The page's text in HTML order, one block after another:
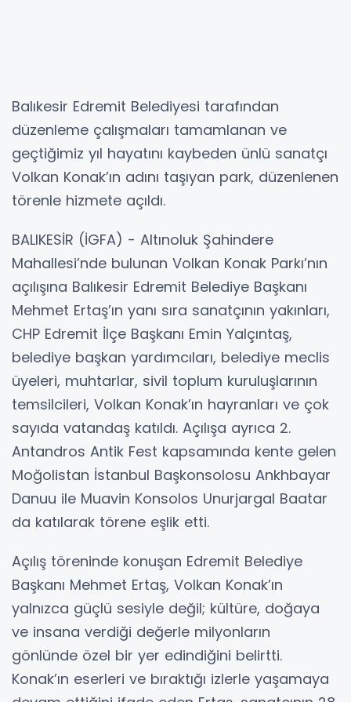
Balıkesir Edremit Belediyesi tarafından
düzenleme çalışmaları tamamlanan ve
geçtiğimiz yıl hayatını kaybeden ünlü sanatçı
Volkan Konak’ın adını taşıyan park, düzenlenen
törenle hizmete açıldı.
BALIKESİR (İGFA) - Altınoluk Şahindere
Mahallesi’nde bulunan Volkan Konak Parkı’nın
açılışına Balıkesir Edremit Belediye Başkanı
Mehmet Ertaş’ın yanı sıra sanatçının yakınları,
CHP Edremit İlçe Başkanı Emin Yalçıntaş,
belediye başkan yardımcıları, belediye meclis
üyeleri, muhtarlar, sivil toplum kuruluşlarının
temsilcileri, Volkan Konak’ın hayranları ve çok
sayıda vatandaş katıldı. Açılışa ayrıca 2.
Antandros Antik Fest kapsamında kente gelen
Moğolistan İstanbul Başkonsolosu Ankhbayar
Danuu ile Muavin Konsolos Unurjargal Baatar
da katılarak törene eşlik etti.
Açılış töreninde konuşan Edremit Belediye
Başkanı Mehmet Ertaş, Volkan Konak’ın
yalnızca güçlü sesiyle değil; kültüre, doğaya
ve insana verdiği değerle milyonların
gönlünde özel bir yer edindiğini belirtti.
Konak’ın eserleri ve bıraktığı izlerle yaşamaya